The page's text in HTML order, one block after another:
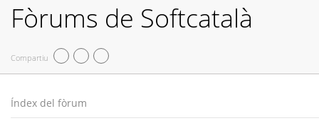
Fòrums de Softcatalà
Compartiu
Índex del fòrum